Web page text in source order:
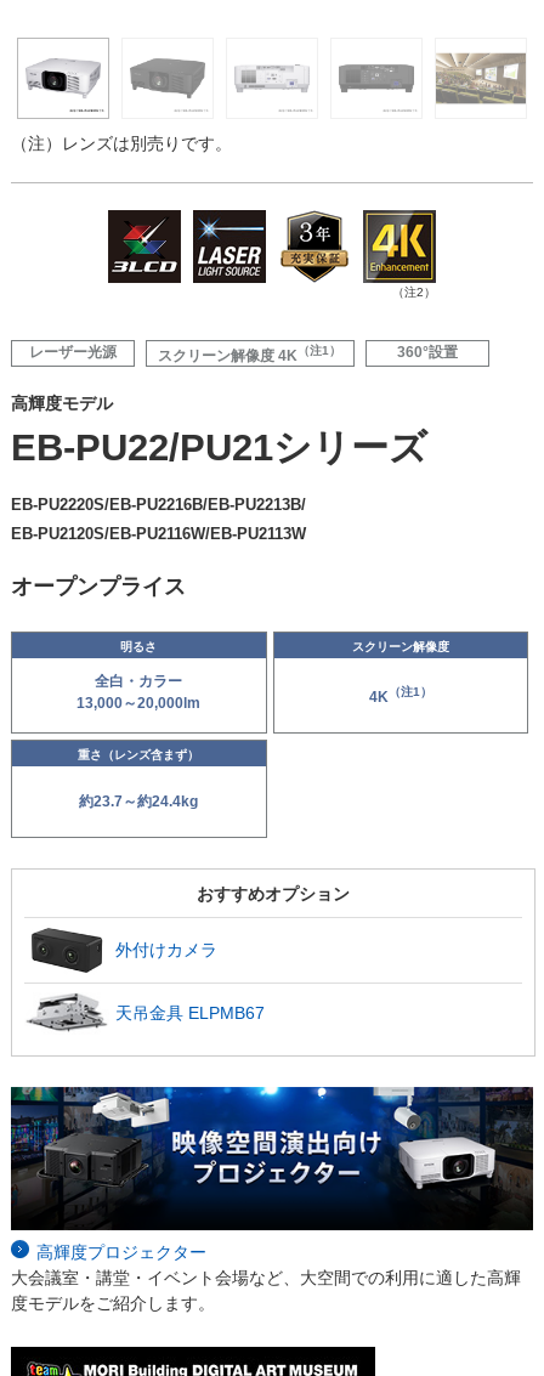
（注） レンズは別売りです。
（注2）
レーザー光源 スクリーン解像度 4K （注1） 360°設置
高輝度モデル
EB-PU22/PU21シリーズ
EB-PU2220S/EB-PU2216B/EB-PU2213B/
EB-PU2120S/EB-PU2116W/EB-PU2113W
オープンプライス
明るさ
全白・カラー
13,000～20,000lm
スクリーン解像度
4K （注1）
重さ（レンズ含まず）
約23.7～約24.4kg
おすすめオプション
外付けカメラ
天吊金具 ELPMB67
高輝度プロジェクター
大会議室・講堂・イベント会場など、大空間での利用に適した高輝
度モデルをご紹介します。